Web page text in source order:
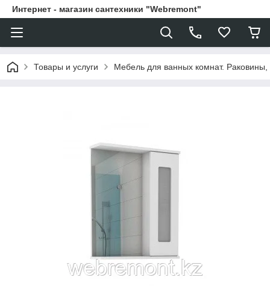
Интернет - магазин сантехники "Webremont"
Товары и услуги Мебель для ванных комнат.